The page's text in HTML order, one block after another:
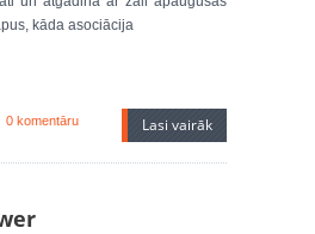
kāda asociācija
0 komentāru Lasi vairāk